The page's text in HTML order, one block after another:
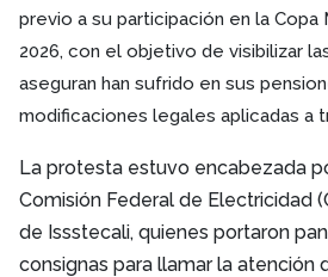
previo a su participación en la Copa
2026, con el objetivo de visibilizar
aseguran han sufrido en sus
modificaciones legales aplicadas a
La protesta estuvo encabezada
Comisión Federal de Electricidad
de Issstecali, quienes portaron
consignas para llamar la atención